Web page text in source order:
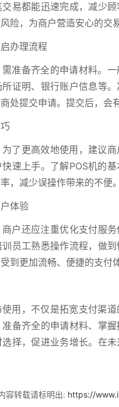
易都能迅速完成，减少
险，为商户营造安心的交
办理流程
准备齐全的申请材料。
证明、银行账户信息等
处提交申请。提交后，会
了更高效地使用，建议
速上手。了解POS机的
，减少误操作带来的不便。
体验
户还应注重优化支付服
员工熟悉操作流程，做
到更加流畅、便捷的支付体
用，不仅是拓宽支付渠
备齐全的申请材料、掌
择，促进业务增长。在
容转载请标明出: https://